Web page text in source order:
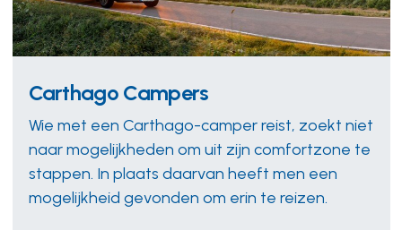
Carthago Campers
Wie met een Carthago-camper reist, zoekt niet
naar mogelijkheden om uit zijn comfortzone te
stappen. In plaats daarvan heeft men een
mogelijkheid gevonden om erin te reizen.